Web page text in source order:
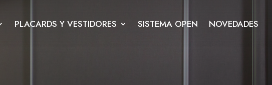
PLACARDS Y VESTIDORES SISTEMA OPEN NOVEDADES